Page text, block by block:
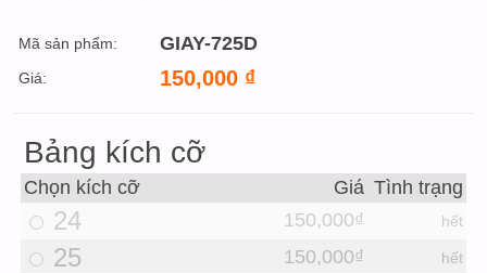
Mã sản phẩm: GIAY-725D
Giá: 150,000₫
Bảng kích cỡ
Chọn kích cỡ Giá Tình trạng
24 150,000₫ hết
25 150,000₫ hết